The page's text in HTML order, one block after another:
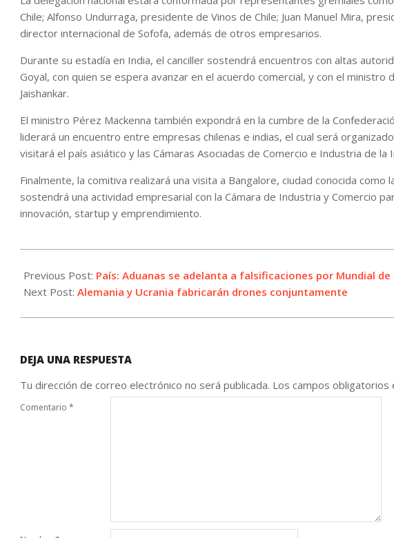
Chile; Alfonso Undurraga, presidente de Vinos de Chile; Juan Manuel Mira,
director internacional de Sofofa, además de otros empresarios.
Durante su estadía en India, el canciller sostendrá encuentros con altas
Goyal, con quien se espera avanzar en el acuerdo comercial, y con el ministro
Jaishankar.
El ministro Pérez Mackenna también expondrá en la cumbre de la
liderará un encuentro entre empresas chilenas e indias, el cual será
visitará el país asiático y las Cámaras Asociadas de Comercio e Industria de la
Finalmente, la comitiva realizará una visita a Bangalore, ciudad conocida como
sostendrá una actividad empresarial con la Cámara de Industria y Comercio
innovación, startup y emprendimiento.
05-
11
Previous Post: País: Aduanas se adelanta a falsificaciones por Mundial
Next Post: Alemania y Ucrania fabricarán drones conjuntamente
DEJA UNA RESPUESTA
Tu dirección de correo electrónico no será publicada. Los campos obligatorios
Comentario *